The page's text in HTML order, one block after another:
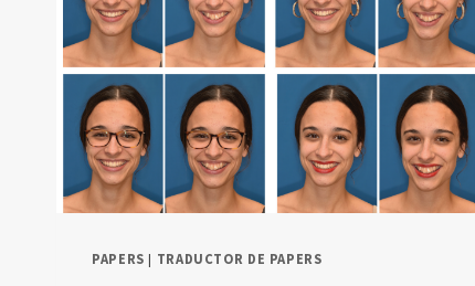
PAPERS | TRADUCTOR DE PAPERS